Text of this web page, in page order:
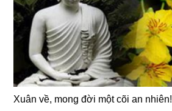
Xuân về, mong đời một cõi an nhiên!